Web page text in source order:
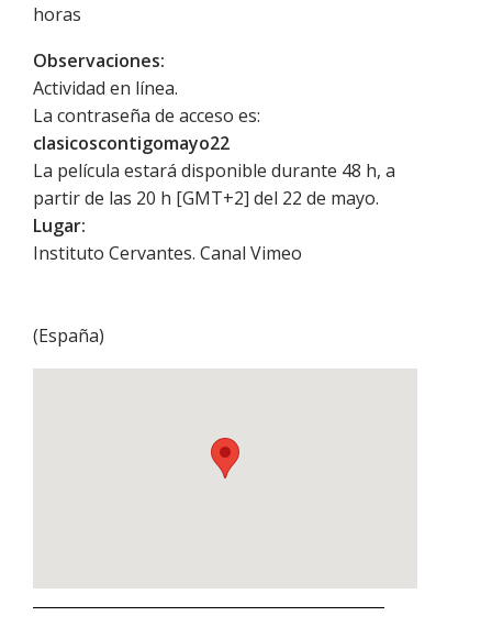
horas
Observaciones:
Actividad en línea.
La contraseña de acceso es:
clasicoscontigomayo22
La película estará disponible durante 48 h, a
partir de las 20 h [GMT+2] del 22 de mayo.
Lugar:
Instituto Cervantes. Canal Vimeo
(España)